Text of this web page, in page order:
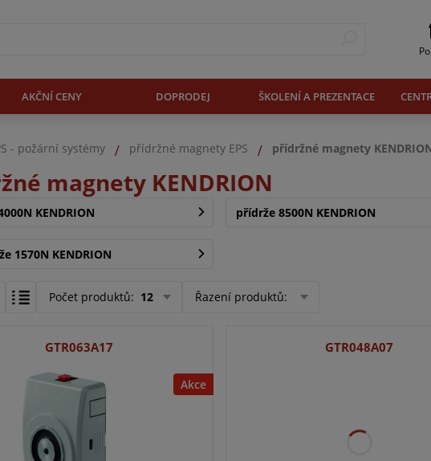
AKČNÍ CENY DOPRODEJ ŠKOLENÍ A PREZENTACE
- požární systémy přídržné magnety EPS přídržné magnety
magnety KENDRION
KENDRION přídrže 8500N KENDRION
1570N KENDRION
Počet produktů: 12 Řazení produktů:
Akce
GTR063A17 GTR048A07